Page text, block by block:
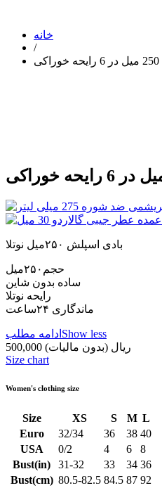
خانه
/
بادی اسپلش ۲۵۰میل نوتلا
حجم۲۵۰میل
ساده بدون شاین
رایحه نوتلا
ماندگاری ۲۴ساعت
ادامه مطلب Show less
500,000 ریال (بدون مالیات)
Size chart
Women's clothing size
Size XS S M L
Euro
32/34 36 38 40
USA
0/2 4 6
8
Bust(in)
31-32 33 34 36
Bust(cm) 80.5-82.5 84.5 87 92